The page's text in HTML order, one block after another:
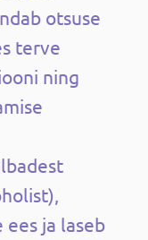
otsuse
terve
ning
ja laseb